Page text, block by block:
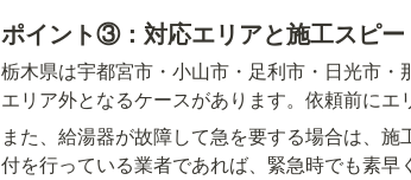
ポイント③：対応エリアと施工スピー
栃木県は宇都宮市・小山市・足利市・日光市
エリア外となるケースがあります。依頼前にエ
また、給湯器が故障して急を要する場合は、
付を行っている業者であれば、緊急時でも素早